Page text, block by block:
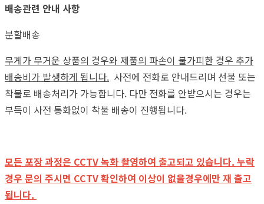
배송관련 안내 사항
분할배송
무게가 무거운 상품의 경우와 제품의 파손이 불가피한 경우 추가
배송비가 발생하게 됩니다. 사전에 전화로 안내드리며 선불 또는
착불로 배송처리가 가능합니다. 다만 전화를 안받으시는 경우는
부득이 사전 통화없이 착불 배송이 진행됩니다.
모든 포장 과정은 CCTV 녹화 촬영하여 출고되고 있습니다. 누락
경우 문의 주시면 CCTV 확인하여 이상이 없을경우에만 재 출고
됩니다.